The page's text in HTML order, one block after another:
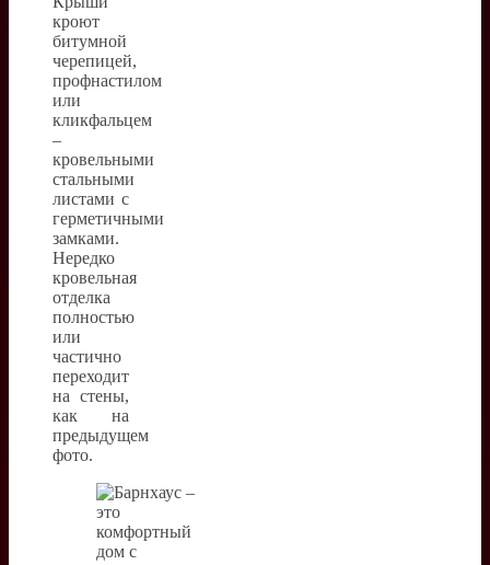
кроют
битумной
черепицей,
профнастилом
или
кликфальцем
–
кровельными
стальными
листами с
герметичными
замками.
Нередко
кровельная
отделка
полностью
или
частично
переходит
на стены,
как на
предыдущем
фото.